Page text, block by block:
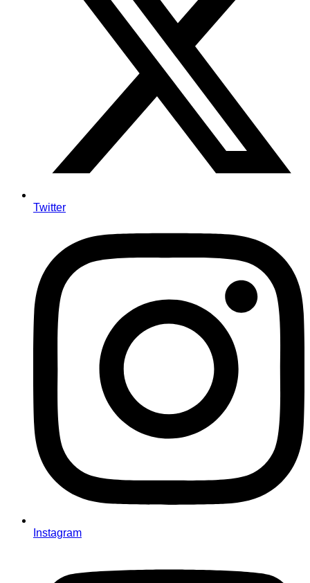
Twitter
Instagram